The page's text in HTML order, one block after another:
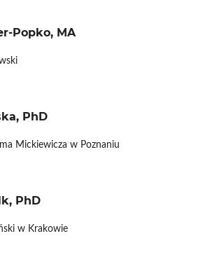
Popko, MA
PhD
Mickiewicza w Poznaniu
PhD
w Krakowie